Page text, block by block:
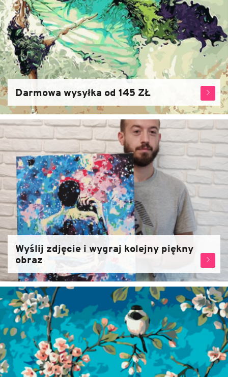
Darmowa wysyłka od 145 ZŁ
více
Wyślij zdjęcie i wygraj kolejny piękny
obraz
více